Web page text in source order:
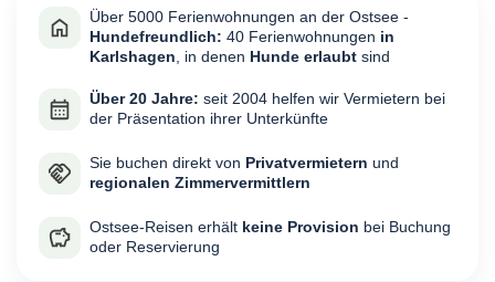
Über 5000 Ferienwohnungen an der Ostsee -
Hundefreundlich: 40 Ferienwohnungen in
Karlshagen , in denen Hunde erlaubt sind
Über 20 Jahre: seit 2004 helfen wir Vermietern bei
der Präsentation ihrer Unterkünfte
Sie buchen direkt von Privatvermietern und
regionalen Zimmervermittlern
Ostsee-Reisen erhält keine Provision bei Buchung
oder Reservierung